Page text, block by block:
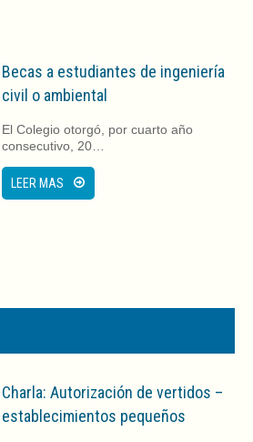
Becas a estudiantes de ingeniería
civil o ambiental
El Colegio otorgó, por cuarto año
consecutivo, 20…
LEER MAS
Charla: Autorización de vertidos –
establecimientos pequeños